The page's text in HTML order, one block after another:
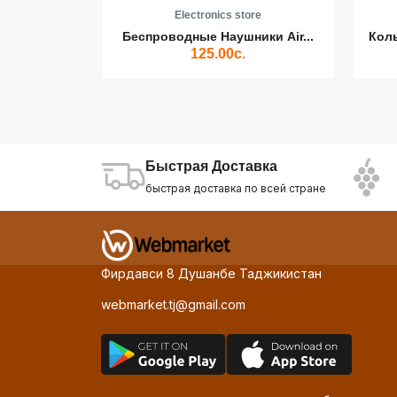
Electronics store
Беспроводные Наушники Air...
125.00с.
Быстрая Доставка
быстрая доставка по всей стране
Фирдавси 8 Душанбе Таджикистан
webmarket.tj@gmail.com